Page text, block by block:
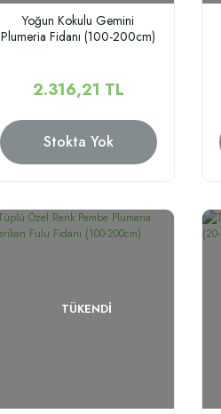
Yoğun Kokulu Gemini
Plumeria Fidanı (100-200cm)
2.316,21 TL
Stokta Yok
TÜKENDI